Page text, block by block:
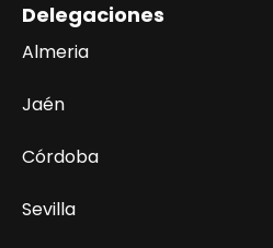
Delegaciones
Almeria
Jaén
Córdoba
Sevilla